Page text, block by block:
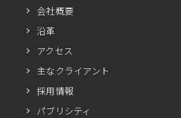
会社概要
沿革
アクセス
主なクライアント
採用情報
パブリシティ